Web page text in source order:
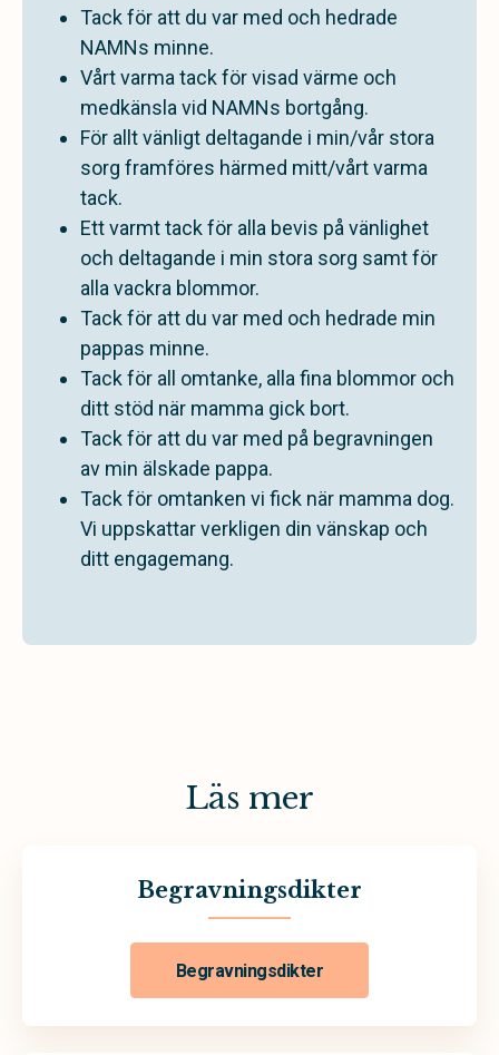
Tack för att du var med och hedrade
NAMNs minne.
Vårt varma tack för visad värme och
medkänsla vid NAMNs bortgång.
För allt vänligt deltagande i min/vår stora
sorg framföres härmed mitt/vårt varma
tack.
Ett varmt tack för alla bevis på vänlighet
och deltagande i min stora sorg samt för
alla vackra blommor.
Tack för att du var med och hedrade min
pappas minne.
Tack för all omtanke, alla fina blommor och
ditt stöd när mamma gick bort.
Tack för att du var med på begravningen
av min älskade pappa.
Tack för omtanken vi fick när mamma dog.
Vi uppskattar verkligen din vänskap och
ditt engagemang.
Läs mer
Begravningsdikter
Begravningsdikter